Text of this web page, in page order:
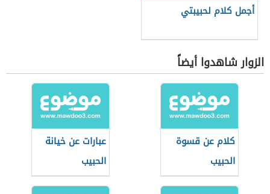
أجمل كلام لحبيبتي
الزوار شاهدوا أيضاً
كلام عن قسوة
الحبيب
عبارات عن خيانة
الحبيب